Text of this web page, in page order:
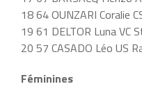
18 64 OUNZARI Coralie
19 61 DELTOR Luna VC
20 57 CASADO Léo US
Féminines